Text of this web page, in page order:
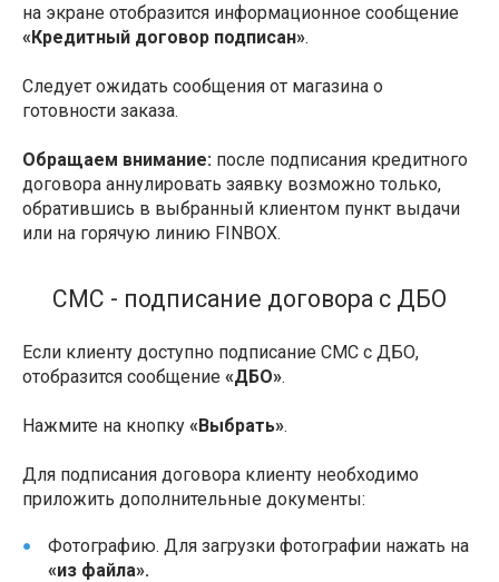
на экране отобразится информационное сообщение
«Кредитный договор подписан».
Следует ожидать сообщения от магазина о
готовности заказа.
Обращаем внимание: после подписания кредитного
договора аннулировать заявку возможно только,
обратившись в выбранный клиентом пункт выдачи
или на горячую линию FINBOX.
СМС - подписание договора с ДБО
Если клиенту доступно подписание СМС с ДБО,
отобразится сообщение «ДБО».
Нажмите на кнопку «Выбрать».
Для подписания договора клиенту необходимо
приложить дополнительные документы:
Фотографию. Для загрузки фотографии нажать на
«из файла».